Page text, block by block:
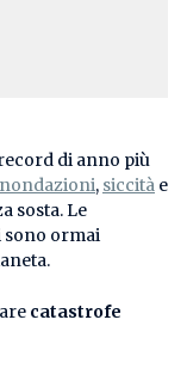
di anno più
, siccità e
sosta. Le
sono ormai
catastrofe